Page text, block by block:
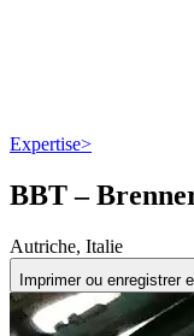
Expertise>
BBT –
Autriche, Italie
Imprimer ou enregistrer